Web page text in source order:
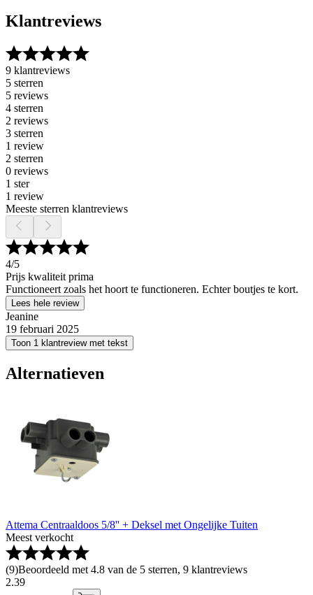
Klantreviews
9 klantreviews
5 sterren
5 reviews
4 sterren
2 reviews
3 sterren
1 review
2 sterren
0 reviews
1 ster
1 review
Meeste sterren klantreviews
4/5
Prijs kwaliteit prima
Functioneert zoals het hoort te functioneren. Echter boutjes te kort.
Lees hele review
Jeanine
19 februari 2025
Toon 1 klantreview met tekst
Alternatieven
Attema Centraaldoos 5/8'' + Deksel met Ongelijke Tuiten
Meest verkocht
(9)Beoordeeld met 4.8 van de 5 sterren, 9 klantreviews
2.39